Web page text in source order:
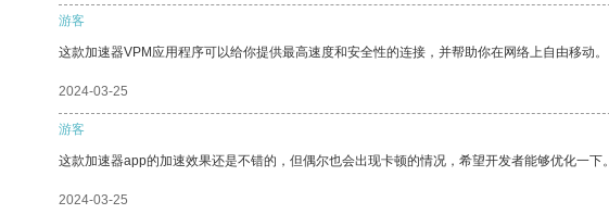
游客
这款加速器VPM应用程序可以给你提供最高速度和安全性的连接，并帮助你在网络上自由移动。
2024-03-25
游客
这款加速器app的加速效果还是不错的，但偶尔也会出现卡顿的情况，希望开发者能够优化一下。
2024-03-25